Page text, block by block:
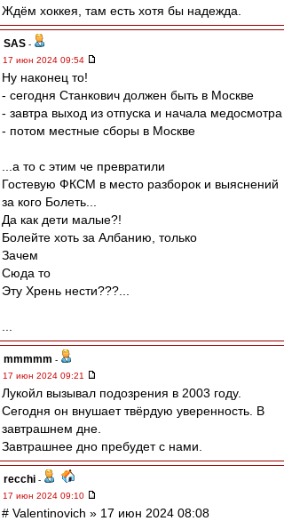
Ждём хоккея, там есть хотя бы надежда.
SAS -
17 июн 2024 09:54
Ну наконец то!
- сегодня Станкович должен быть в Москве
- завтра выход из отпуска и начала медосмотра
- потом местные сборы в Москве
...а то с этим че превратили
Гостевую ФКСМ в место разборок и выяснений
за кого Болеть...
Да как дети малые?!
Болейте хоть за Албанию, только
Зачем
Сюда то
Эту Хрень нести???...
mmmmm -
17 июн 2024 09:21
Лукойл вызывал подозрения в 2003 году.
Сегодня он внушает твёрдую уверенность. В
завтрашнем дне.
Завтрашнее дно пребудет с нами.
recchi -
17 июн 2024 09:10
# Valentinovich » 17 июн 2024 08:08